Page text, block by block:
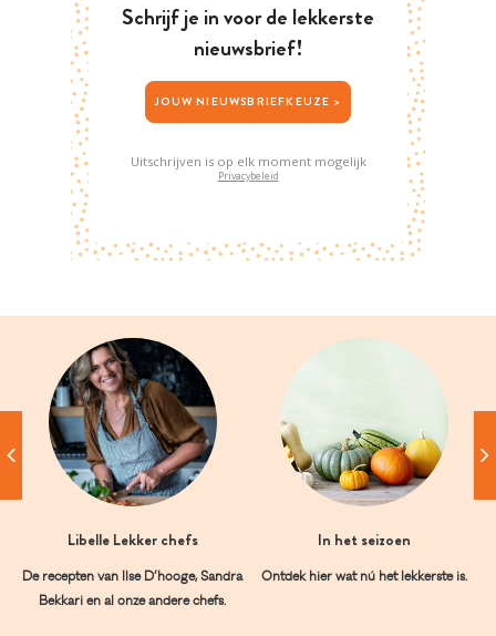
Schrijf je in voor de lekkerste
nieuwsbrief!
JOUW NIEUWSBRIEFKEUZE >
Uitschrijven is op elk moment mogelijk
Privacybeleid
Libelle Lekker chefs
De recepten van Ilse D’hooge, Sandra
Bekkari en al onze andere chefs.
In het seizoen
Ontdek hier wat nú het lekkerste is.